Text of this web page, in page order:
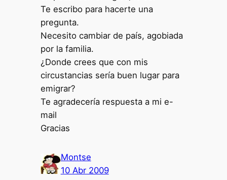
Te escribo para hacerte una
pregunta.
Necesito cambiar de país, agobiada
por la familia.
¿Donde crees que con mis
circustancias sería buen lugar para
emigrar?
Te agradecería respuesta a mi e-
mail
Gracias
Montse
10 Abr 2009